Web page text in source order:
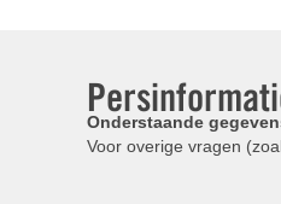
Onderstaande
Voor overige vragen